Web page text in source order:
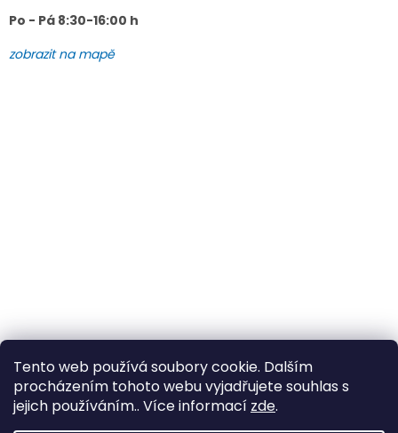
Tento web používá soubory cookie. Dalším
procházením tohoto webu vyjadřujete souhlas s
jejich používáním.. Více informací zde.
Po - Pá 8:30-16:00 h
zobrazit na mapě